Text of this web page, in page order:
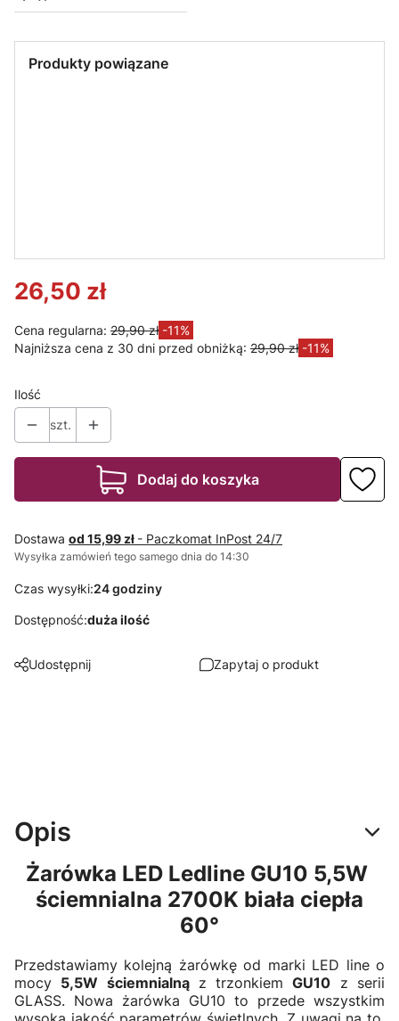
Produkty powiązane
26,50 zł
Cena regularna: 29,90 zł -11%
Najniższa cena z 30 dni przed obniżką: 29,90 zł -11%
Ilość
szt.
Dodaj do koszyka
Dostawa od 15,99 zł - Paczkomat InPost 24/7
Wysyłka zamówień tego samego dnia do 14:30
Czas wysyłki:24 godziny
Dostępność:duża ilość
Udostępnij Zapytaj o produkt
Opis
Żarówka LED Ledline GU10 5,5W
ściemnialna 2700K biała ciepła
60°
Przedstawiamy kolejną żarówkę od marki LED line o
mocy 5,5W ściemnialnąz trzonkiemGU10 z serii
GLASS. Nowa żarówka GU10 to przede wszystkim